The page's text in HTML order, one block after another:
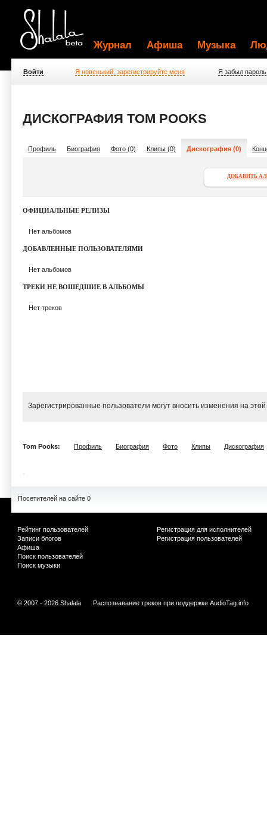
Журнал Афиша Музыка
Войти Я новенький, зарегистрируйте меня Я забыл пароль
ДИСКОГРАФИЯ TOM POOKS
Профиль Биография Фото (0) Клипы (0) Дискография (0)
ДОБАВИТЬ
ОФИЦИАЛЬНЫЕ РЕЛИЗЫ
Нет альбомов
ДОБАВЛЕННЫЕ ПОЛЬЗОВАТЕЛЯМИ
Нет альбомов
ТРЕКИ НЕ ВОШЕДШИЕ В АЛЬБОМЫ
Нет треков
Зарегистрированные пользователи могут вносить изменения на
Tom Pooks: Профиль Биография Фото Клипы Дискография
Посетителей на сайте 0
Рейтинг пользователей
Записи блогов
Афиша
Поиск пользователей
Поиск музыки
Регистрация для исполнителей
Регистрация пользователей
© 2007 - 2026 Shalala Распознавание треков при поддержке AudioTag.info